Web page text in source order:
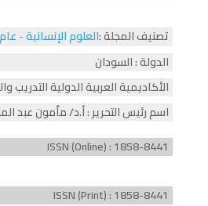
تصنيف المجلة :العلوم الإنسانية - عام
الدولة : السودان
الأكاديمية العربية الدولية التدريب
اسم رئيس التحرير : أ.د/ مأمون عبد
ISSN (Online) : 1858-8441
ISSN (Print) : 1858-8441